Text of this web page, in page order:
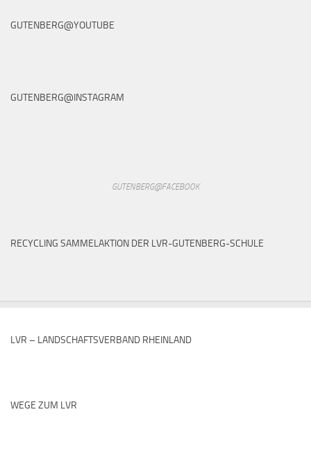
GUTENBERG@YOUTUBE
GUTENBERG@INSTAGRAM
GUTENBERG@FACEBOOK
RECYCLING SAMMELAKTION DER LVR-GUTENBERG-SCHULE
LVR – LANDSCHAFTSVERBAND RHEINLAND
WEGE ZUM LVR